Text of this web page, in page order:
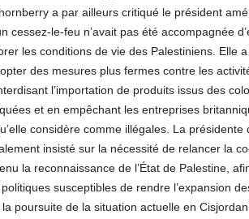
a par ailleurs critiqué le président
cessez-le-feu n’avait pas été accompagnée
les conditions de vie des Palestiniens. Elle
des mesures plus fermes contre les
l’importation de produits issus des
et en empêchant les entreprises
considère comme illégales. La
insisté sur la nécessité de relancer la
la reconnaissance de l’État de Palestine,
susceptibles de rendre l’expansion
poursuite de la situation actuelle en